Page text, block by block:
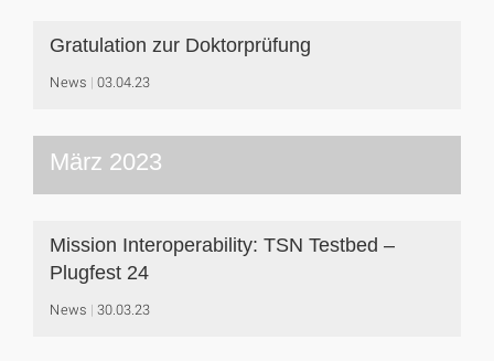
Gratulation zur Doktorprüfung
News 03.04.23
März 2023
Mission Interoperability: TSN Testbed –
Plugfest 24
News 30.03.23